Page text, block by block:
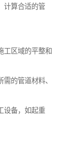
计算合适的管
区域的平整和
的管道材料、
设备，如起重